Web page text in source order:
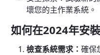
壞您的主作業系統。
如何在2024年安
檢查系統需求： 確保